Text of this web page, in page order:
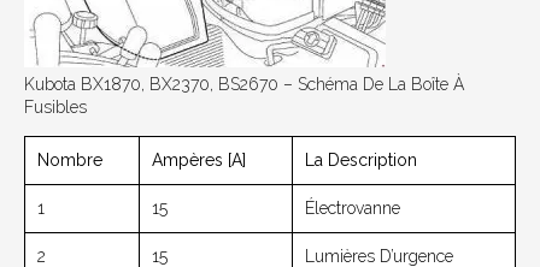
Kubota BX1870, BX2370, BS2670 – Schéma De La Boîte À
Fusibles
Nombre Ampères [A] La Description
1 15 Électrovanne
2 15 Lumières D’urgence